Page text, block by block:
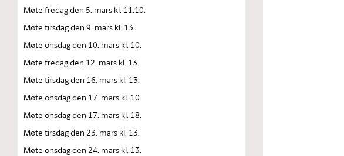
Møte fredag den 5. mars kl. 11.10.
Møte tirsdag den 9. mars kl. 13.
Møte onsdag den 10. mars kl. 10.
Møte fredag den 12. mars kl. 13.
Møte tirsdag den 16. mars kl. 13.
Møte onsdag den 17. mars kl. 10.
Møte onsdag den 17. mars kl. 18.
Møte tirsdag den 23. mars kl. 13.
Møte onsdag den 24. mars kl. 13.